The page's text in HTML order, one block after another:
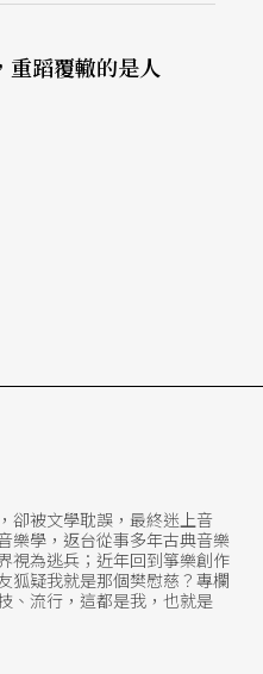
的年代，與愛因斯坦
（Edwin Hubble，1889
有其他星雲的存在（過
波形被拉長及波能量
於聲波及光波，現實
車開走時，鳴笛音高
拉長，即產生紅位移。
了往前拓展、邁向不可
重蹈覆轍的是人
卻被文學耽誤，最終迷上音
樂學，返台從事多年古典音樂
視為逃兵；近年回到箏樂創作
狐疑我就是那個樊慰慈？專欄
、流行，這都是我，也就是